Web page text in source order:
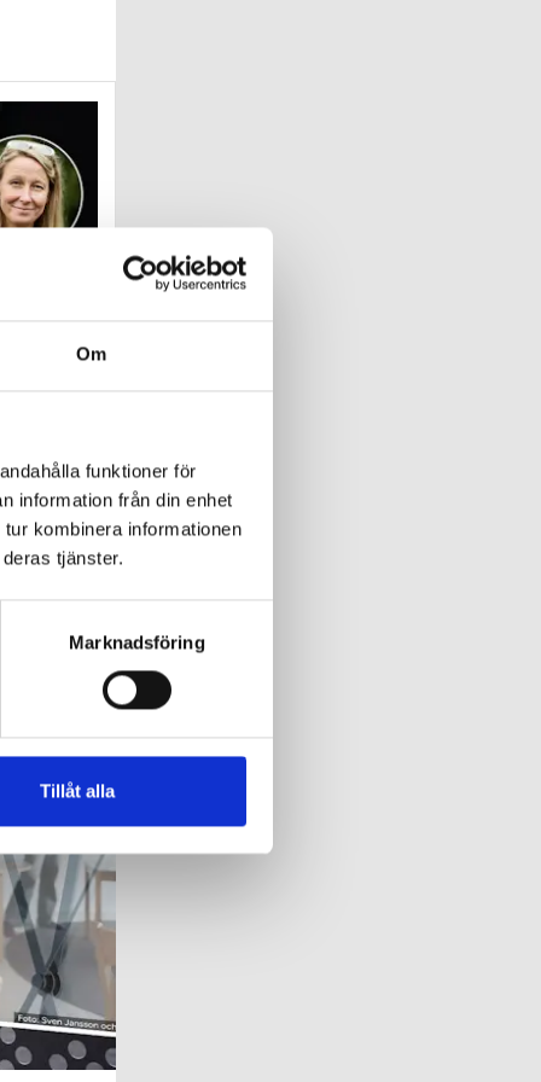
Om
funktioner för
information från din enhet
kombinera informationen
tjänster.
Marknadsföring
Tillåt alla
för